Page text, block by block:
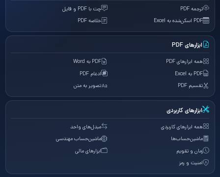
ترجمه PDF
چت با PDF و فایل
PDF اسکن‌شده به Excel
خلاصه PDF
ابزارهای PDF
همه ابزارهای PDF
PDF به Word
PDF به Excel
ادغام PDF
تقسیم PDF
تصویر به متن
ابزارهای کاربردی
همه ابزارهای کاربردی
مبدل‌های واحد
ماشین‌حساب‌ها
ماشین‌حساب مهندسی
زمان و تقویم
ابزارهای مالی
امنیت و رمز